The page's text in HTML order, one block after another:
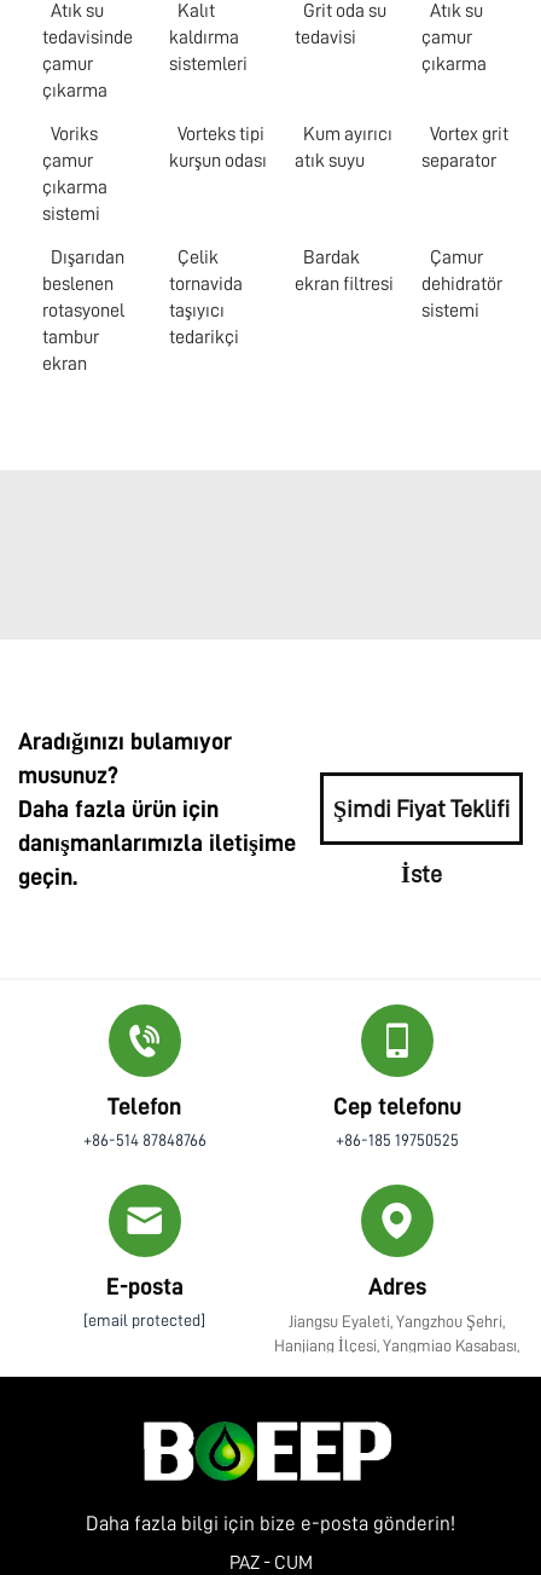
Atık su
tedavisinde
çamur
çıkarma
Kalıt
kaldırma
sistemleri
Grit oda su
tedavisi
Atık su
çamur
çıkarma
Voriks
çamur
çıkarma
sistemi
Vorteks tipi
kurşun odası
Kum ayırıcı
atık suyu
Vortex grit
separator
Dışarıdan
beslenen
rotasyonel
tambur
ekran
Çelik
tornavida
taşıyıcı
tedarikçi
Bardak
ekran filtresi
Çamur
dehidratör
sistemi
Aradığınızı bulamıyor
musunuz?
Daha fazla ürün için
danışmanlarımızla iletişime
geçin.
Şimdi Fiyat Teklifi
İste
Telefon
+86-514 87848766
Cep telefonu
+86-185 19750525
E-posta
[email protected]
Adres
Jiangsu Eyaleti, Yangzhou Şehri,
Hanjiang İlçesi, Yangmiao Kasabası,
Daha fazla bilgi için bize e-posta gönderin!
PAZ - CUM